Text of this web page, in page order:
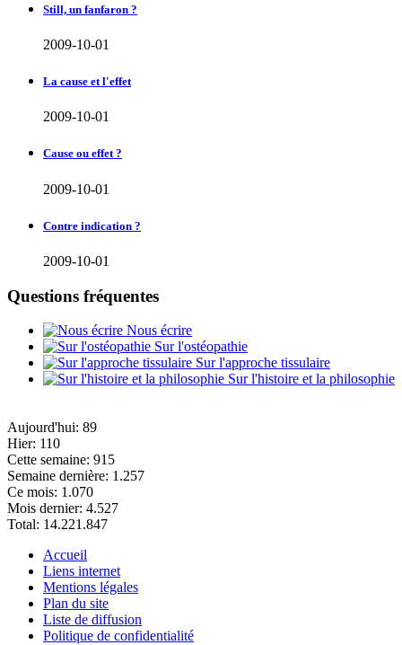
Still, un fanfaron ?
2009-10-01
La cause et l'effet
2009-10-01
Cause ou effet ?
2009-10-01
Contre indication ?
2009-10-01
Questions fréquentes
Nous écrire
Sur l'ostéopathie
Sur l'approche tissulaire
Sur l'histoire et la philosophie
Aujourd'hui: 89
Hier: 110
Cette semaine: 915
Semaine dernière: 1.257
Ce mois: 1.070
Mois dernier: 4.527
Total: 14.221.847
Accueil
Liens internet
Mentions légales
Plan du site
Liste de diffusion
Politique de confidentialité